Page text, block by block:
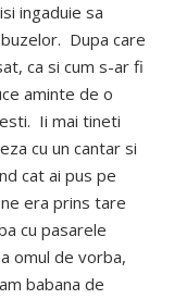
ingaduie sa
Dupa care
ca si cum s-ar fi
aminte de o
Ii mai tineti
cu un cantar si
cat ai pus pe
era prins tare
cu pasarele
omul de vorba,
babana de